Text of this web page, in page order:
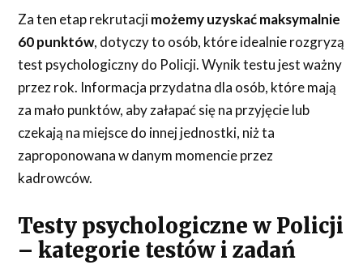
Za ten etap rekrutacjimożemy uzyskać maksymalnie
60 punktów, dotyczy to osób, które idealnie rozgryzą
test psychologiczny do Policji. Wynik testu jest ważny
przez rok. Informacja przydatna dla osób, które mają
za mało punktów, aby załapać się na przyjęcie lub
czekają na miejsce do innej jednostki, niż ta
zaproponowana w danym momencie przez
kadrowców.
Testy psychologiczne w Policji
– kategorie testów i zadań